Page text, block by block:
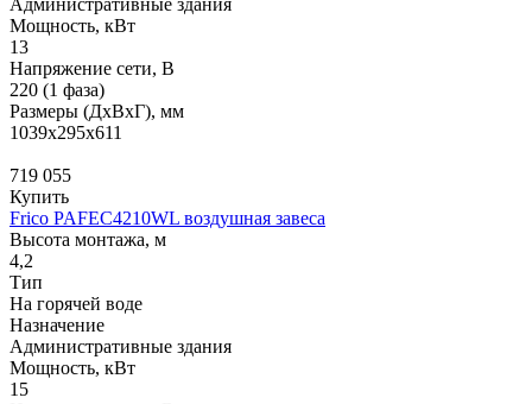
Мощность, кВт
13
Напряжение сети, В
220 (1 фаза)
Размеры (ДхВхГ), мм
1039x295x611
719 055
Купить
Frico PAFEC4210WL воздушная завеса
Высота монтажа, м
4,2
Тип
На горячей воде
Назначение
Административные здания
Мощность, кВт
15